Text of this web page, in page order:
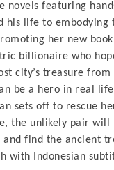
novels featuring
his life to embodying
her new
billionaire who
city’s treasure
be a hero in real
sets off to rescue
the unlikely pair
and find the ancient
with Indonesian